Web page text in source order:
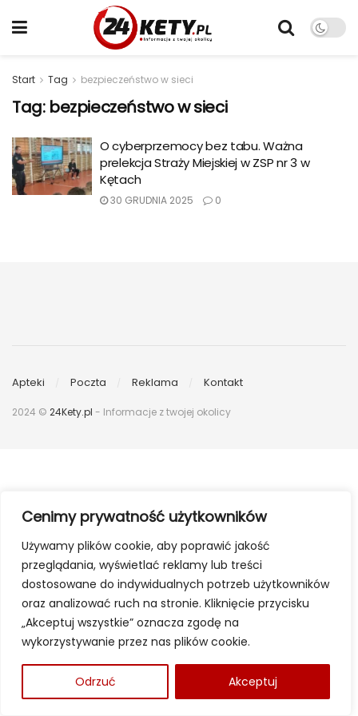
Cenimy prywatność użytkowników
Używamy plików cookie, aby poprawić jakość
przeglądania, wyświetlać reklamy lub treści
dostosowane do indywidualnych potrzeb użytkowników
oraz analizować ruch na stronie. Kliknięcie przycisku
„Akceptuj wszystkie” oznacza zgodę na
wykorzystywanie przez nas plików cookie.
Odrzuć Akceptuj
Start Tag bezpieczeństwo w sieci
Tag: bezpieczeństwo w sieci
O cyberprzemocy bez tabu. Ważna
prelekcja Straży Miejskiej w ZSP nr 3 w
Kętach
30 GRUDNIA 2025 0
Apteki Poczta Reklama Kontakt
2024 © 24Kety.pl - Informacje z twojej okolicy